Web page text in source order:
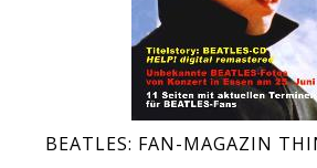
BEATLES: FAN-MAGAZIN